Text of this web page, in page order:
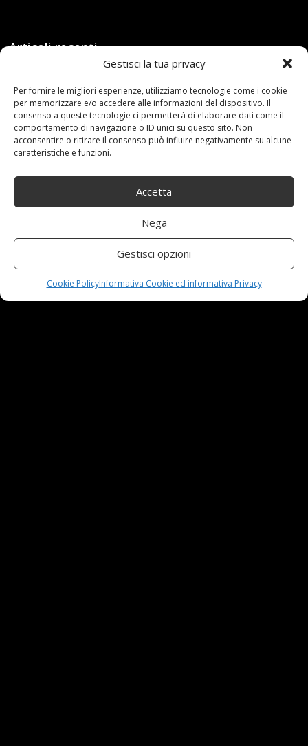
Gestisci la tua privacy
Per fornire le migliori esperienze, utilizziamo tecnologie come i cookie
per memorizzare e/o accedere alle informazioni del dispositivo. Il
consenso a queste tecnologie ci permetterà di elaborare dati come il
comportamento di navigazione o ID unici su questo sito. Non
acconsentire o ritirare il consenso può influire negativamente su alcune
caratteristiche e funzioni.
Accetta
Nega
Gestisci opzioni
Cookie PolicyInformativa Cookie ed informativa Privacy
Articoli recenti
da sapere
21 Aprile,2026
Range Rover: un’icona tra i luxury SUV
25 Novembre,2024
24 Novembre,2024
Automobili e sicurezza: l’importanza della
23 Aprile,2024